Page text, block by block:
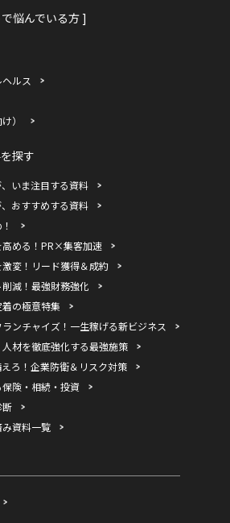
悩んでいる方 ]
ルス
）
探す
いま注目する資料
おすすめする資料
高める！PR×集客加速
変！リード獲得＆成約
減！最強財務強化
の極意特集
ンチャイズ！一生稼げる新ビジネス
材を徹底強化する最強施策
ろ！企業防衛＆リスク対策
険・相続・投資
断
資料一覧